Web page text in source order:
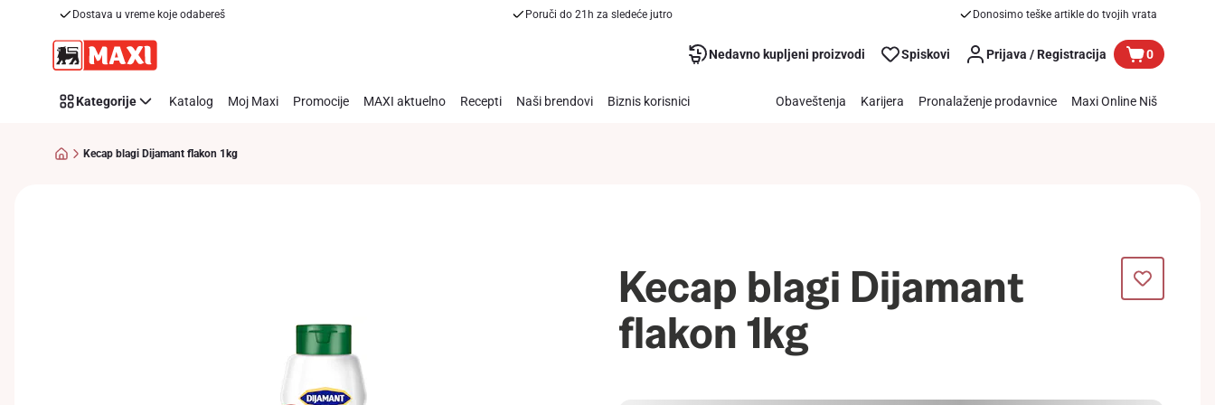
Dostava u vreme koje odabereš Poruči do 21h za sledeće jutro Donosimo teške artikle do tvojih vrata
Nedavno kupljeni proizvodi Spiskovi Prijava / Registracija 0
Kategorije Katalog Moj Maxi Promocije MAXI aktuelno Recepti Naši brendovi Biznis korisnici Obaveštenja Karijera Pronalaženje prodavnice Maxi Online Niš
Kecap blagi Dijamant flakon 1kg
Kecap blagi Dijamant
flakon 1kg